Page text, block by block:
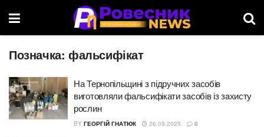
Позначка: фальсифікат
На Тернопільщині з підручних засобів
виготовляли фальсифікати зaсобів із зaхисту
рослин
BY ГЕОРГІЙ ГНАТЮК 26.09.2025 0